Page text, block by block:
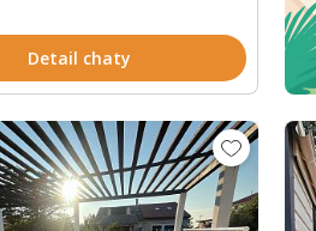
Detail chaty